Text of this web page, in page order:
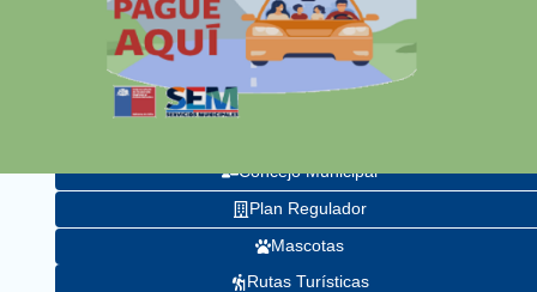
Alcalde
Concejo Municipal
Plan Regulador
Mascotas
Rutas Turísticas